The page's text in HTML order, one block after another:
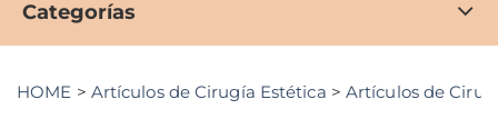
Categorías
HOME > Artículos de Cirugía Estética > Artículos de